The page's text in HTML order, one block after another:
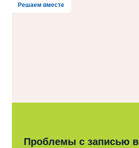
Решаем вместе
Проблемы с записью в